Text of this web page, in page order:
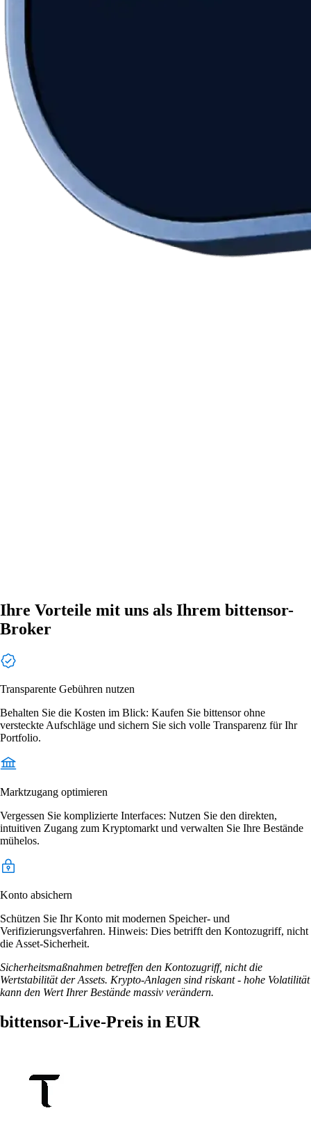
Ihre Vorteile mit uns als Ihrem bittensor-
Broker
Transparente Gebühren nutzen
Behalten Sie die Kosten im Blick: Kaufen Sie bittensor ohne
versteckte Aufschläge und sichern Sie sich volle Transparenz für Ihr
Portfolio.
Marktzugang optimieren
Vergessen Sie komplizierte Interfaces: Nutzen Sie den direkten,
intuitiven Zugang zum Kryptomarkt und verwalten Sie Ihre Bestände
mühelos.
Konto absichern
Schützen Sie Ihr Konto mit modernen Speicher- und
Verifizierungsverfahren. Hinweis: Dies betrifft den Kontozugriff, nicht
die Asset-Sicherheit.
Sicherheitsmaßnahmen betreffen den Kontozugriff, nicht die
Wertstabilität der Assets. Krypto-Anlagen sind riskant - hohe Volatilität
kann den Wert Ihrer Bestände massiv verändern.
bittensor-Live-Preis in EUR